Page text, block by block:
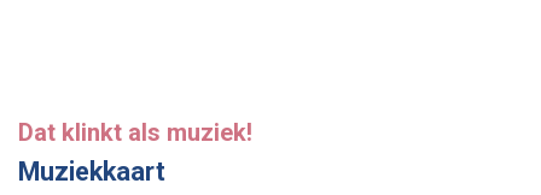
Dat klinkt als muziek!
Muziekkaart